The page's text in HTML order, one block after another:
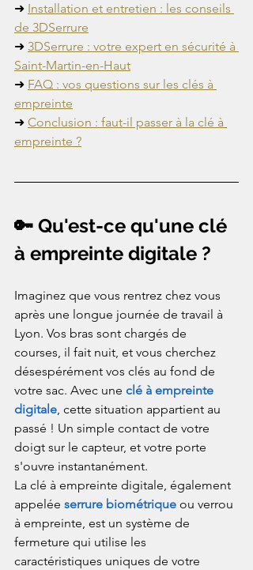
➜ Installation et entretien : les conseils
de 3DSerrure
➜ 3DSerrure : votre expert en sécurité à
Saint-Martin-en-Haut
➜ FAQ : vos questions sur les clés à
empreinte
➜ Conclusion : faut-il passer à la clé à
empreinte ?
🔑 Qu'est-ce qu'une clé
à empreinte digitale ?
Imaginez que vous rentrez chez vous
après une longue journée de travail à
Lyon. Vos bras sont chargés de
courses, il fait nuit, et vous cherchez
désespérément vos clés au fond de
votre sac. Avec une clé à empreinte
digitale, cette situation appartient au
passé ! Un simple contact de votre
doigt sur le capteur, et votre porte
s'ouvre instantanément.
La clé à empreinte digitale, également
appelée serrure biométrique ou verrou
à empreinte, est un système de
fermeture qui utilise les
caractéristiques uniques de votre